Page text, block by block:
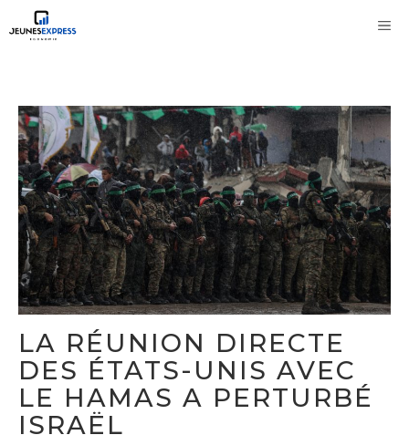
au
LA RÉUNION DIRECTE
DES ÉTATS-UNIS AVEC
LE HAMAS A PERTURBÉ
ISRAËL